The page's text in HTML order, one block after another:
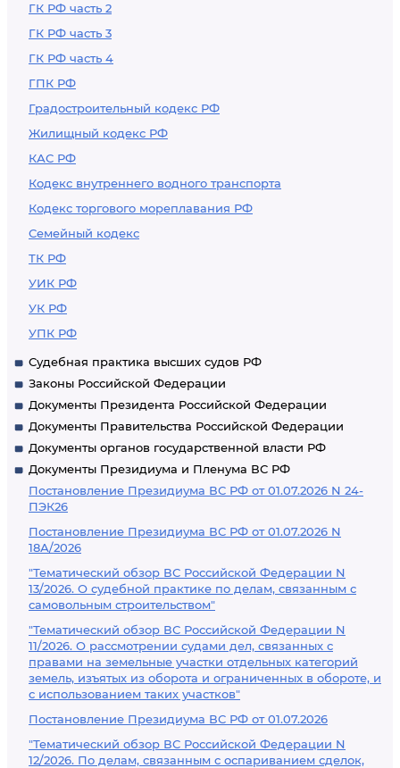
ГК РФ часть 2
ГК РФ часть 3
ГК РФ часть 4
ГПК РФ
Градостроительный кодекс РФ
Жилищный кодекс РФ
КАС РФ
Кодекс внутреннего водного транспорта
Кодекс торгового мореплавания РФ
Семейный кодекс
ТК РФ
УИК РФ
УК РФ
УПК РФ
Судебная практика высших судов РФ
Законы Российской Федерации
Документы Президента Российской Федерации
Документы Правительства Российской Федерации
Документы органов государственной власти РФ
Документы Президиума и Пленума ВС РФ
Постановление Президиума ВС РФ от 01.07.2026 N 24-
ПЭК26
Постановление Президиума ВС РФ от 01.07.2026 N
18А/2026
"Тематический обзор ВС Российской Федерации N
13/2026. О судебной практике по делам, связанным с
самовольным строительством"
"Тематический обзор ВС Российской Федерации N
11/2026. О рассмотрении судами дел, связанных с
правами на земельные участки отдельных категорий
земель, изъятых из оборота и ограниченных в обороте, и
с использованием таких участков"
Постановление Президиума ВС РФ от 01.07.2026
"Тематический обзор ВС Российской Федерации N
12/2026. По делам, связанным с оспариванием сделок,